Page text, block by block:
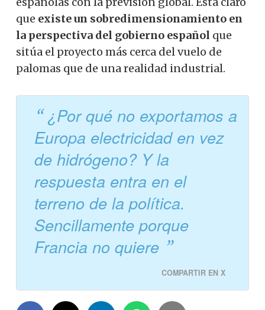
que existe un sobredimensionamiento en
la perspectiva del gobierno español que
sitúa el proyecto más cerca del vuelo de
palomas que de una realidad industrial.
¿Por qué no exportamos a
Europa electricidad en vez
de hidrógeno? Y la
respuesta entra en el
terreno de la política.
Sencillamente porque
Francia no quiere
COMPARTIR EN X